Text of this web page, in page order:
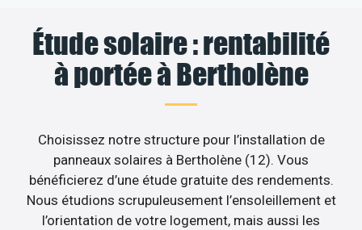
Étude solaire : rentabilité
à portée à Bertholène
Choisissez notre structure pour l’installation de
panneaux solaires à Bertholène (12). Vous
bénéficierez d’une étude gratuite des rendements.
Nous étudions scrupuleusement l’ensoleillement et
l’orientation de votre logement, mais aussi les